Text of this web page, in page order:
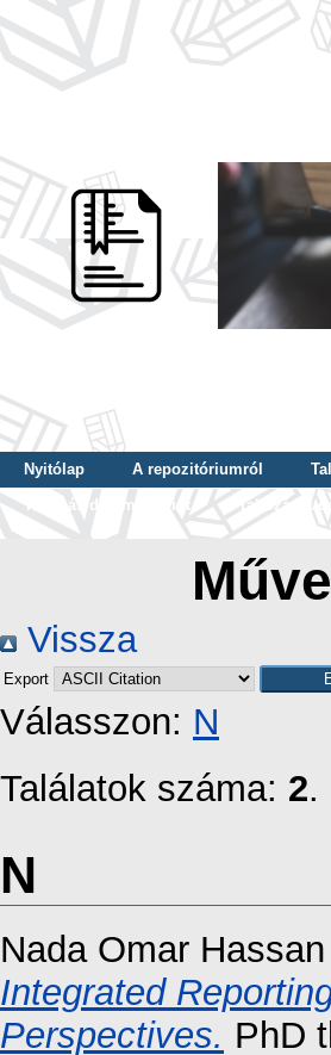
Nyitólap A repozitóriumról
Tallózás dátum szerint
Tallózás
Vissza
Export
Válasszon: N
Találatok száma: 2.
N
Nada Omar Hassan
Integrated
Perspectives. PhD